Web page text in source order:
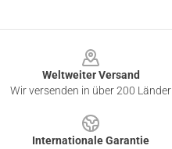
Weltweiter Versand
Wir versenden in über 200 Länder
Internationale Garantie